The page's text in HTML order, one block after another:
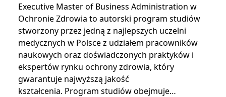
Executive Master of Business Administration w
Ochronie Zdrowia to autorski program studiów
stworzony przez jedną z najlepszych uczelni
medycznych w Polsce z udziałem pracowników
naukowych oraz doświadczonych praktyków i
ekspertów rynku ochrony zdrowia, który
gwarantuje najwyższą jakość
kształcenia. Program studiów obejmuje…